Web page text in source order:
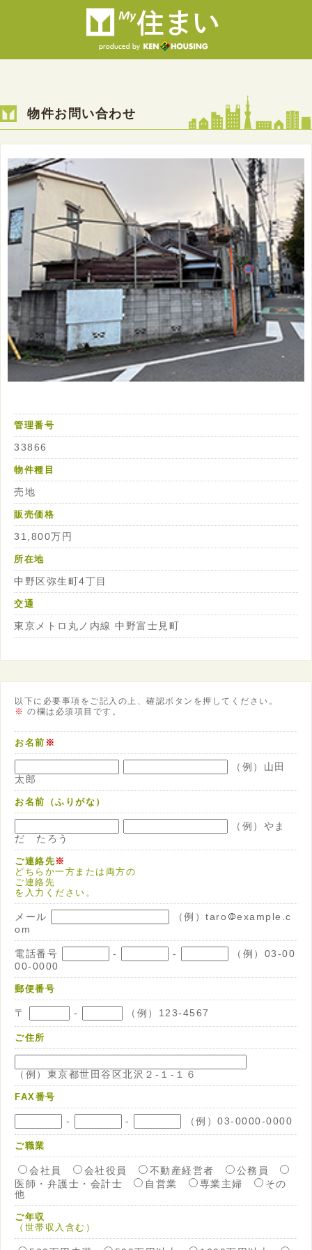
物件お問い合わせ
管理番号
33866
物件種目
売地
販売価格
31,800万円
所在地
中野区弥生町4丁目
交通
東京メトロ丸ノ内線 中野富士見町
以下に必要事項をご記入の上、確認ボタンを押してください。
※ の欄は必須項目です。
お名前 ※
（例）山田
太郎
お名前（ふりがな）
（例）やま
だ たろう
ご連絡先※
どちらか一方または両方の
ご連絡先
を入力ください。
メール （例）taro
example.c
om
電話番号 - -
（例）03-00
00-0000
郵便番号
〒 - （例）123-4567
ご住所
（例）東京都世田谷区北沢２-１-１６
FAX番号
- - （例）03-0000-0000
ご職業
会社員 会社役員 不動産経営者
公務員
医師・弁護士・会計士
自営業 専業主婦
その
他
ご年収
（世帯収入含む）